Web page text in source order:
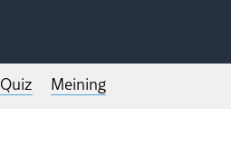
Quiz Meining